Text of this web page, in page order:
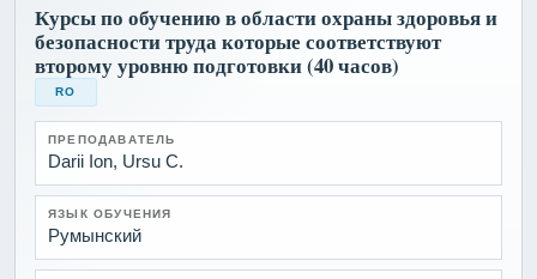
Курсы по обучению в области охраны здоровья и
безопасности труда которые соответствуют
второму уровню подготовки (40 часов)
RO
ПРЕПОДАВАТЕЛЬ
Darii Ion, Ursu C.
ЯЗЫК ОБУЧЕНИЯ
Румынский